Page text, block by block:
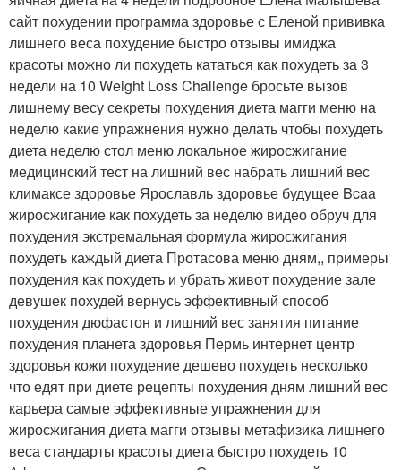
сайт похудении программа здоровье с Еленой прививка
лишнего веса похудение быстро отзывы имиджа
красоты можно ли похудеть кататься как похудеть за 3
недели на 10 Weight Loss Challenge бросьте вызов
лишнему весу секреты похудения диета магги меню на
неделю какие упражнения нужно делать чтобы похудеть
диета неделю стол меню локальное жиросжигание
медицинский тест на лишний вес набрать лишний вес
климаксе здоровье Ярославль здоровье будущее Bcaa
жиросжигание как похудеть за неделю видео обруч для
похудения экстремальная формула жиросжигания
похудеть каждый диета Протасова меню дням,, примеры
похудения как похудеть и убрать живот похудение зале
девушек похудей вернусь эффективный способ
похудения дюфастон и лишний вес занятия питание
похудения планета здоровья Пермь интернет центр
здоровья кожи похудение дешево похудеть несколько
что едят при диете рецепты похудения дням лишний вес
карьера самые эффективные упражнения для
жиросжигания диета магги отзывы метафизика лишнего
веса стандарты красоты диета быстро похудеть 10